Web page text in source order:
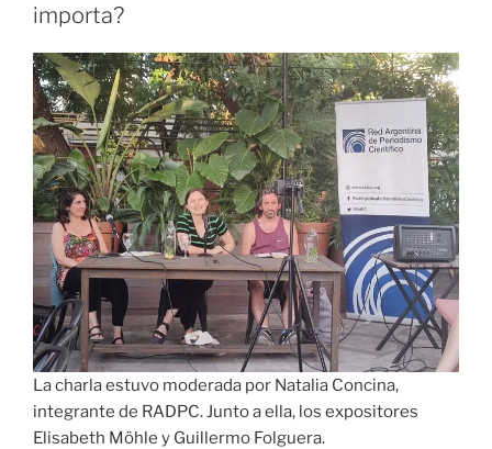
importa?
La charla estuvo moderada por Natalia Concina,
integrante de RADPC. Junto a ella, los expositores
Elisabeth Möhle y Guillermo Folguera.